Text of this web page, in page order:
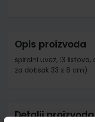
Opis proizvoda
spiralni uvez, 13
za dotisak 33 x 6 cm)
Detalji proizvoda